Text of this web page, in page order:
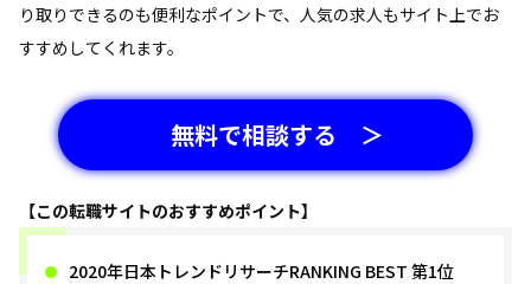
り取りできるのも便利なポイントで、人気の求人もサイト上でお
すすめしてくれます。
無料で相談する ＞
【この転職サイトのおすすめポイント】
2020年日本トレンドリサーチRANKING BEST 第1位